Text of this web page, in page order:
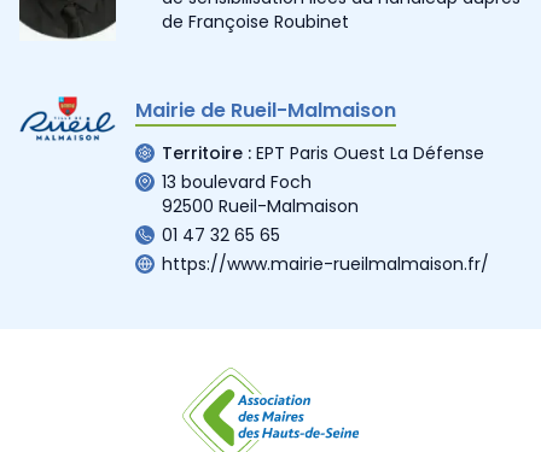
de Françoise Roubinet
Mairie de Rueil-Malmaison
Territoire : EPT Paris Ouest La Défense
13 boulevard Foch
92500 Rueil-Malmaison
01 47 32 65 65
https://www.mairie-rueilmalmaison.fr/